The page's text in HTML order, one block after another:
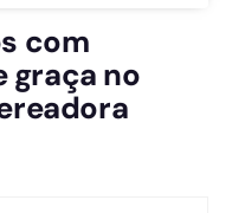
com
graça no